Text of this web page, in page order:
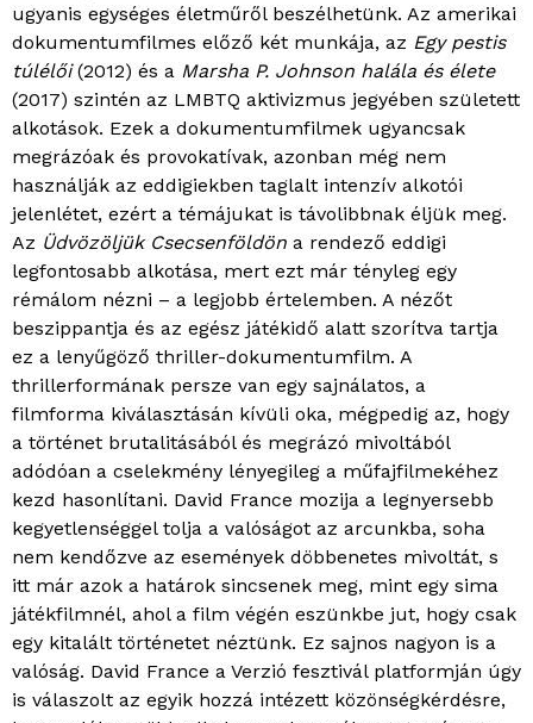
ugyanis egységes életműről beszélhetünk. Az amerikai
dokumentumfilmes előző két munkája, az Egy pestis
túlélői(2012) és a Marsha P. Johnson halála és élete
(2017) szintén az LMBTQ aktivizmus jegyében született
alkotások. Ezek a dokumentumfilmek ugyancsak
megrázóak és provokatívak, azonban még nem
használják az eddigiekben taglalt intenzív alkotói
jelenlétet, ezért a témájukat is távolibbnak éljük meg.
Az Üdvözöljük Csecsenföldön a rendező eddigi
legfontosabb alkotása, mert ezt már tényleg egy
rémálom nézni – a legjobb értelemben. A nézőt
beszippantja és az egész játékidő alatt szorítva tartja
ez a lenyűgöző thriller-dokumentumfilm. A
thrillerformának persze van egy sajnálatos, a
filmforma kiválasztásán kívüli oka, mégpedig az, hogy
a történet brutalitásából és megrázó mivoltából
adódóan a cselekmény lényegileg a műfajfilmekéhez
kezd hasonlítani. David France mozija a legnyersebb
kegyetlenséggel tolja a valóságot az arcunkba, soha
nem kendőzve az események döbbenetes mivoltát, s
itt már azok a határok sincsenek meg, mint egy sima
játékfilmnél, ahol a film végén eszünkbe jut, hogy csak
egy kitalált történetet néztünk. Ez sajnos nagyon is a
valóság. David France a Verzió fesztivál platformján úgy
is válaszolt az egyik hozzá intézett közönségkérdésre,